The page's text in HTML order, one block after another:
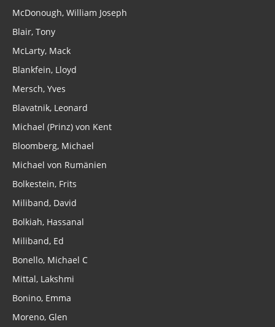
McDonough, William Joseph
Blair, Tony
McLarty, Mack
Blankfein, Lloyd
Mersch, Yves
Blavatnik, Leonard
Michael (Prinz) von Kent
Bloomberg, Michael
Michael von Rumänien
Bolkestein, Frits
Miliband, David
Bolkiah, Hassanal
Miliband, Ed
Bonello, Michael C
Mittal, Lakshmi
Bonino, Emma
Moreno, Glen